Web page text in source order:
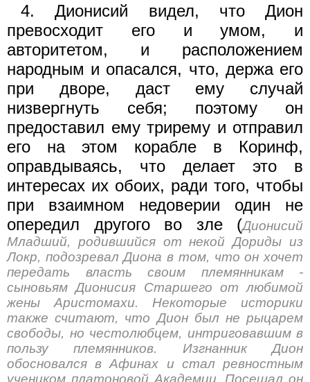
4. Дионисий видел, что Дион
превосходит его и умом, и
авторитетом, и расположением
народным и опасался, что, держа его
при дворе, даст ему случай
низвергнуть себя; поэтому он
предоставил ему трирему и отправил
его на этом корабле в Коринф,
оправдываясь, что делает это в
интересах их обоих, ради того, чтобы
при взаимном недоверии один не
опередил другого во зле (Дионисий
Младший, родившийся от некой Дориды из
Локр, подозревал Диона в том, что он хочет
передать власть своим племянникам -
сыновьям Дионисия Старшего от любимой
жены Аристомахи. Некоторые историки
также считают, что Дион был не рыцарем
свободы, но честолюбцем, интриговавшим в
пользу племянни­ков. Изгнанник Дион
обосновался в Афинах и стал ревностным
учеником платоновой Академии. Посещал он